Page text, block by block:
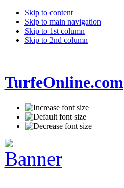
Skip to content
Skip to main navigation
Skip to 1st column
Skip to 2nd column
TurfeOnline.com